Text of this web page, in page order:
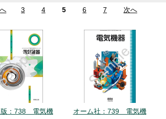
3 4 5 6 7 次へ
版：738 電気機
オーム社：739 電気機